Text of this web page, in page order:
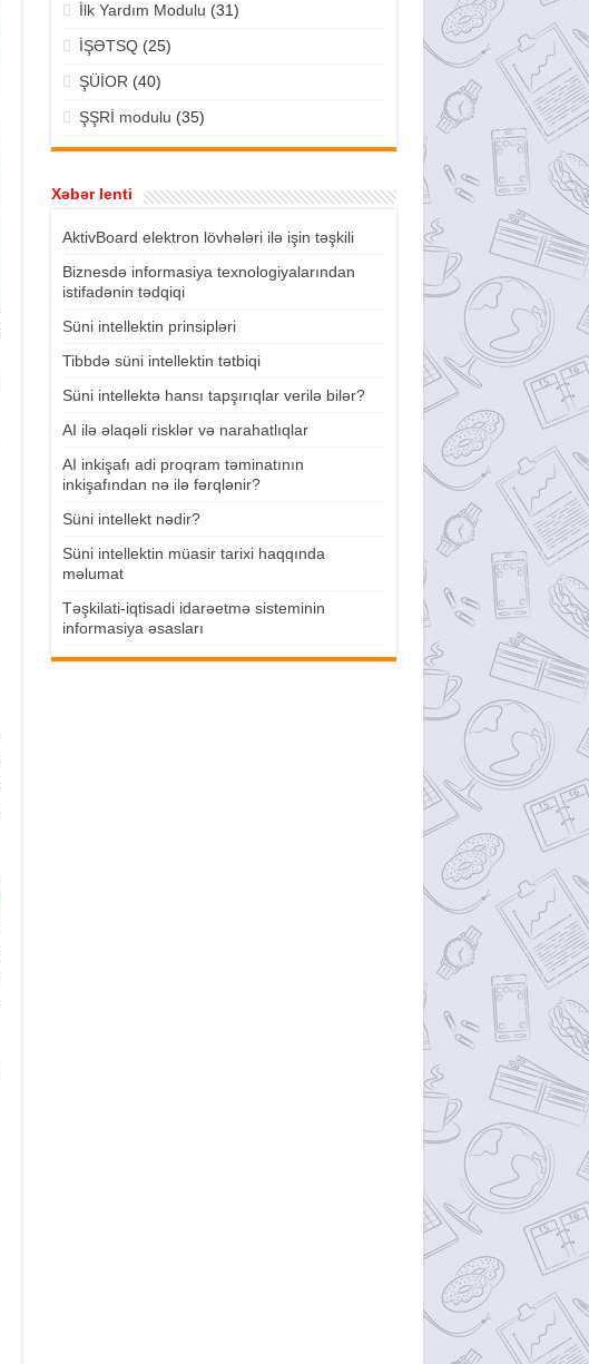
İlk Yardım Modulu (31)
İŞƏTSQ(25)
ŞÜİOR (40)
ŞŞRİ modulu (35)
Xəbər lenti
AktivBoard elektron lövhələri ilə işin təşkili
Biznesdə informasiya texnologiyalarından
istifadənin tədqiqi
Süni intellektin prinsipləri
Tibbdə süni intellektin tətbiqi
Süni intellektə hansı tapşırıqlar verilə bilər?
AI ilə əlaqəli risklər və narahatlıqlar
AI inkişafı adi proqram təminatının
inkişafından nə ilə fərqlənir?
Süni intellekt nədir?
Süni intellektin müasir tarixi haqqında
məlumat
Təşkilati-iqtisadi idarəetmə sisteminin
informasiya əsasları